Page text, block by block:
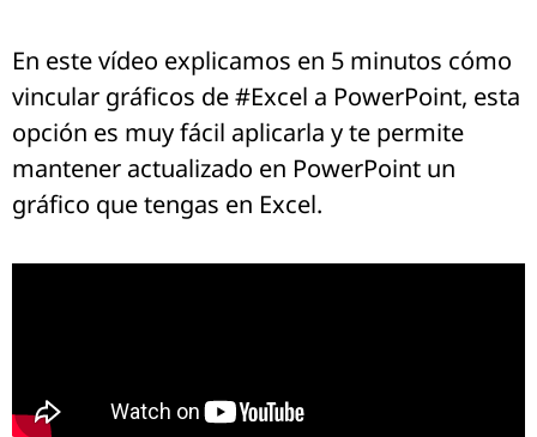
En este vídeo explicamos en 5 minutos cómo
vincular gráficos de #Excel a PowerPoint, esta
opción es muy fácil aplicarla y te permite
mantener actualizado en PowerPoint un
gráfico que tengas en Excel.